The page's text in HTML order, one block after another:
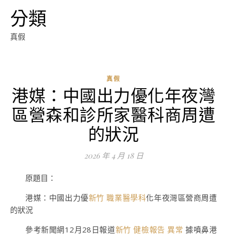
分類
真假
真假
港媒：中國出力優化年夜灣
區營森和診所家醫科商周遭
的狀況
2026 年 4 月 18 日
原題目：
港媒：中國出力優新竹 職業醫學科化年夜灣區營商周遭
的狀況
參考新聞網12月28日報道新竹 健檢報告 異常 據噴鼻港
0